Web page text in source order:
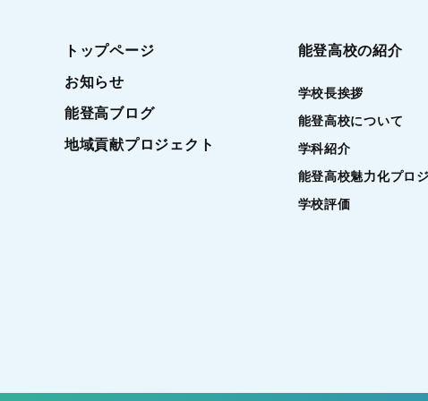
トップページ
お知らせ
能登高ブログ
地域貢献プロジェクト
能登高校の紹介
学校長挨拶
能登高校について
学科紹介
能登高校魅力化プロ
学校評価